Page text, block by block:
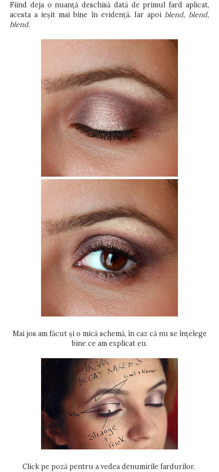
Fiind deja o nuanță deschisă dată de primul fard aplicat,
acesta a ieșit mai bine în evidență. Iar apoi blend, blend,
blend.
Mai jos am făcut și o mică schemă, în caz că nu se înțelege
bine ce am explicat eu.
Click pe poză pentru a vedea denumirile fardurilor.